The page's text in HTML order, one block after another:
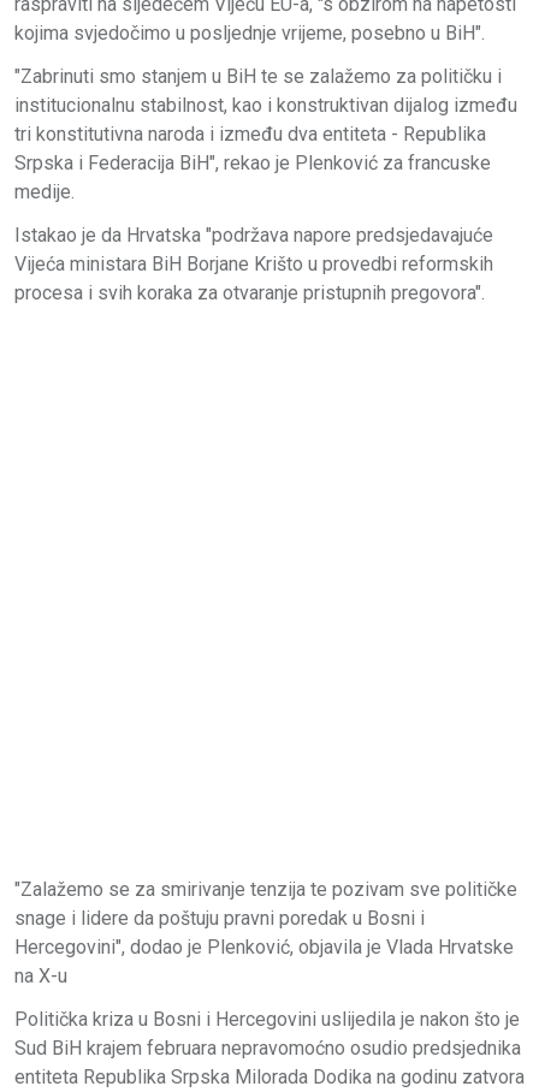
kojima svjedočimo u posljednje vrijeme, posebno u BiH".
"Zabrinuti smo stanjem u BiH te se zalažemo za političku i
institucionalnu stabilnost, kao i konstruktivan dijalog između
tri konstitutivna naroda i između dva entiteta - Republika
Srpska i Federacija BiH", rekao je Plenković za francuske
medije.
Istakao je da Hrvatska "podržava napore predsjedavajuće
Vijeća ministara BiH Borjane Krišto u provedbi reformskih
procesa i svih koraka za otvaranje pristupnih pregovora".
"Zalažemo se za smirivanje tenzija te pozivam sve političke
snage i lidere da poštuju pravni poredak u Bosni i
Hercegovini", dodao je Plenković, objavila je Vlada Hrvatske
na X-u
Politička kriza u Bosni i Hercegovini uslijedila je nakon što je
Sud BiH krajem februara nepravomoćno osudio predsjednika
entiteta Republika Srpska Milorada Dodika na godinu zatvora